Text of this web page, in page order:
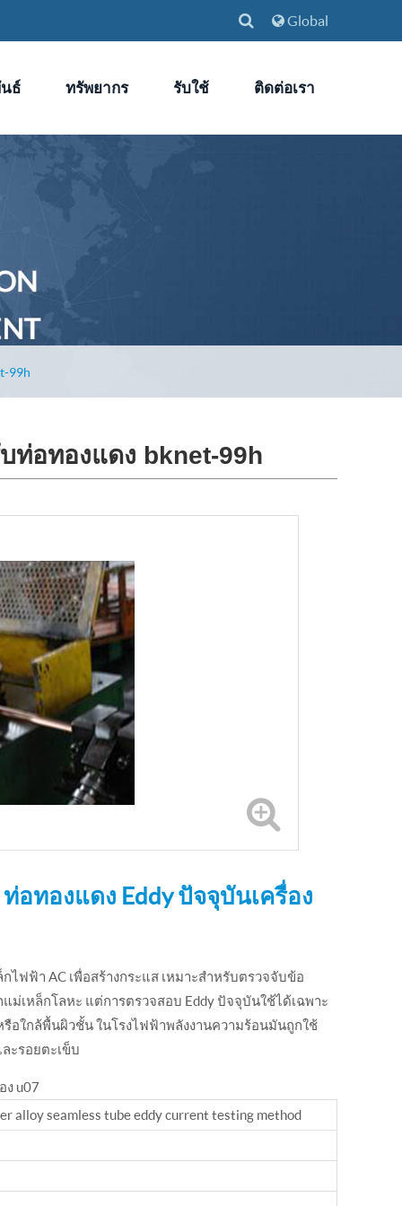
Global
ธ์ ทรัพยากร รับใช้ ติดต่อเรา
99h
ท่อทองแดง bknet-99h
ทองแดง Eddy ปัจจุบันเครื่อง
ฟฟ้า AC เพื่อสร้างกระแส เหมาะสําหรับตรวจจับข้อ
เหล็กโลหะ แต่การตรวจสอบ Eddy ปัจจุบันใช้ได้เฉพาะ
ใกล้พื้นผิวชั้น ในโรงไฟฟ้าพลังงานความร้อนมันถูกใช้
ะรอยตะเข็บ
ง u07
alloy seamless tube eddy current testing method